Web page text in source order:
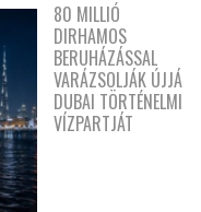
80 MILLIÓ
DIRHAMOS
BERUHÁZÁSSAL
VARÁZSOLJÁK ÚJJÁ
DUBAI TÖRTÉNELMI
VÍZPARTJÁT